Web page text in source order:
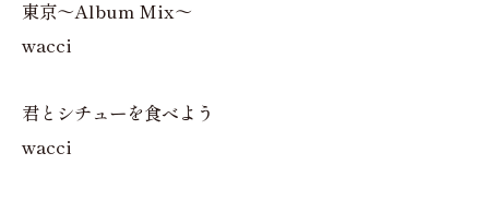
東京～Album Mix～
wacci
君とシチューを食べよう
wacci